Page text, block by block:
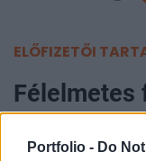
Portfolio - Do
ELŐFIZETŐI